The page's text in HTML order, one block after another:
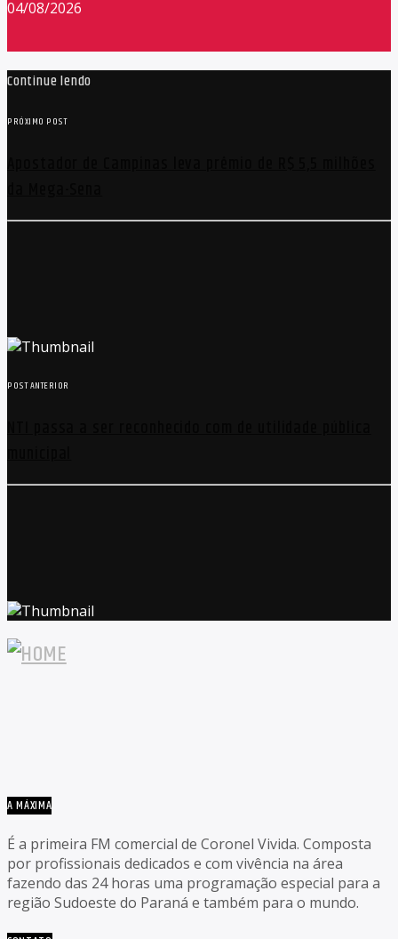
04/08/2026
Continue lendo
PRÓXIMO POST
POST ANTERIOR
A MÁXIMA
É a primeira FM comercial de Coronel Vivida. Composta
por profissionais dedicados e com vivência na área
fazendo das 24 horas uma programação especial para a
região Sudoeste do Paraná e também para o mundo.